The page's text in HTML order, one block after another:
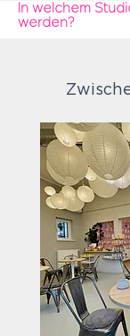
In welchem
werden?